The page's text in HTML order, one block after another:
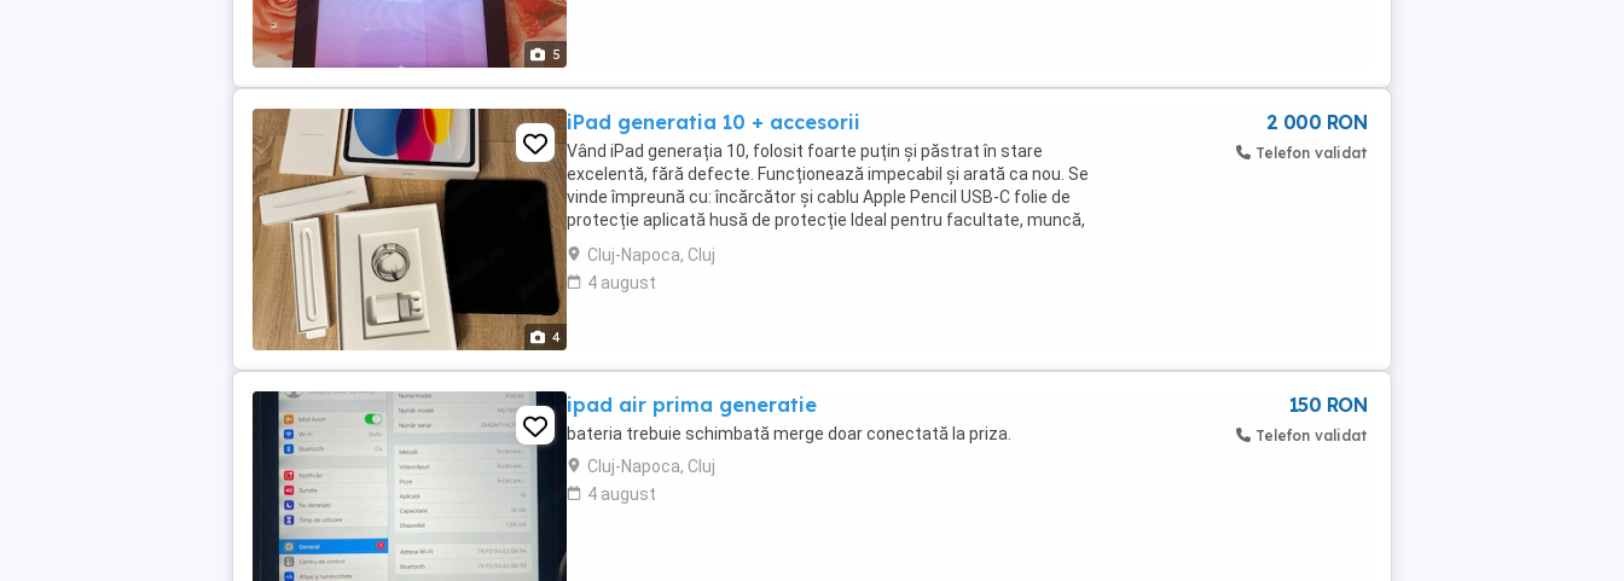
5
4
iPad generatia 10 + accesorii
Vând iPad generația 10, folosit foarte puțin și păstrat în stare
excelentă, fără defecte. Funcționează impecabil și arată ca nou. Se
vinde împreună cu: încărcător și cablu Apple Pencil USB-C folie de
protecție aplicată husă de protecție Ideal pentru facultate, muncă,
filme, desen sau utilizare ...
Cluj-Napoca, Cluj
4 august
2 000 RON
Telefon validat
ipad air prima generatie
bateria trebuie schimbată merge doar conectată la priza.
Cluj-Napoca, Cluj
4 august
150 RON
Telefon validat